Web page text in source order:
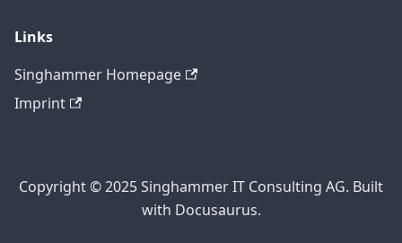
Links
Singhammer Homepage
Imprint
Copyright © 2025 Singhammer IT Consulting AG. Built
with Docusaurus.